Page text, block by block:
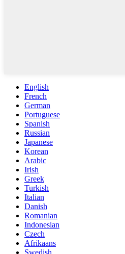
English
French
German
Portuguese
Spanish
Russian
Japanese
Korean
Arabic
Irish
Greek
Turkish
Italian
Danish
Romanian
Indonesian
Czech
Afrikaans